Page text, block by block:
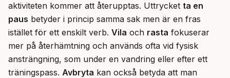
aktiviteten kommer att återupptas. Uttrycket ta en
paus betyder i princip samma sak men är en fras
istället för ett enskilt verb. Vila och rasta fokuserar
mer på återhämtning och används ofta vid fysisk
ansträngning, som under en vandring eller efter ett
träningspass. Avbryta kan också betyda att man